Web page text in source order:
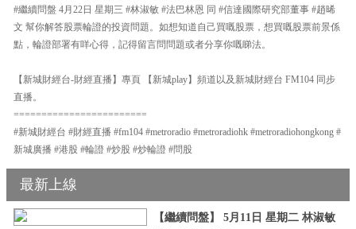
#繼續問盤 4月22日 星期三 #林淑敏 #法巴林恩 同 #信達國際研究部董事 #趙晞
文 幫你解答股票輪證的投資問題。如想知道自己買嘅股票，想買嘅股票前景係
點，輪證部署有咩心得，記得留言問問題或者分享你嘅睇法。
【新城財經台-財經直播】專頁 【新城play】頻道以及新城財經台 FM104 同步
直播。
========================
#新城財經台 #財經直播 #fm104 #metroradio #metroradiohk #metroradiohongkong #
新城廣播 #港股 #輪證 #炒股 #炒輪證 #問股
最新上線
【繼續問盤】 5月11日 星期二 林淑敏